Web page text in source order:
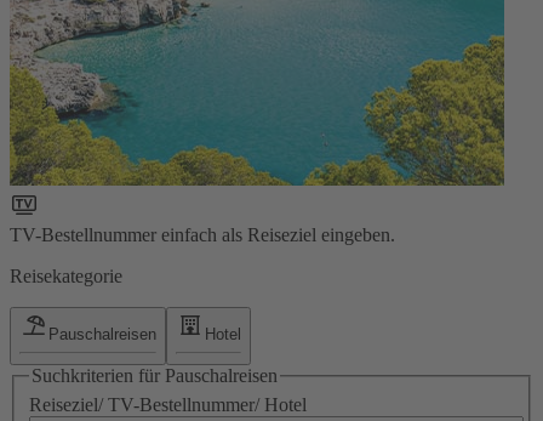
TV-Bestellnummer einfach als Reiseziel eingeben.
Reisekategorie
Pauschalreisen Hotel
Suchkriterien für Pauschalreisen
Reiseziel/ TV-Bestellnummer/ Hotel